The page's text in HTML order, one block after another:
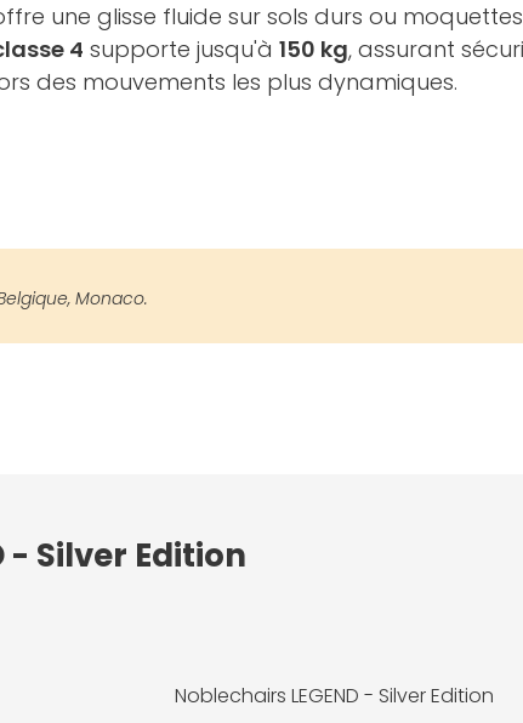
une glisse fluide sur sols durs ou
4 supporte jusqu'à 150 kg, assurant
des mouvements les plus dynamiques.
Monaco.
- Silver Edition
Noblechairs LEGEND - Silver Edition